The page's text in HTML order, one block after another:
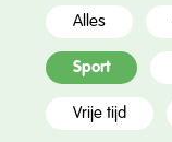
Alles
Sport
Vrije tijd